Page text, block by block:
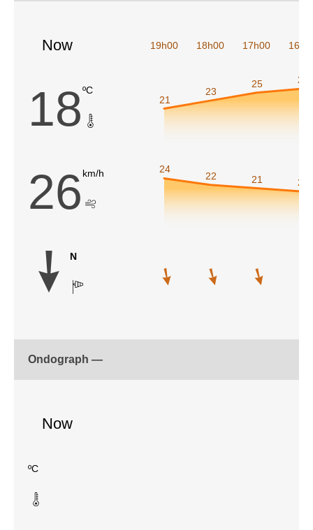
Now 19h00 18h00 17h00
18ºC
21
23
25 26
26 km/h 24
22 21 20
N
Ondograph —
Now
ºC